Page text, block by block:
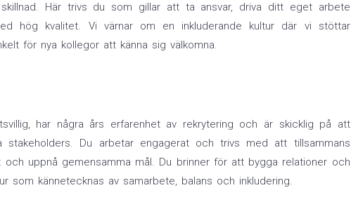
Här trivs du som gillar att ta ansvar, driva ditt eget arbete
hög kvalitet. Vi värnar om en inkluderande kultur där vi stöttar
för nya kollegor att känna sig välkomna.
har några års erfarenhet av rekrytering och är skicklig på att
stakeholders. Du arbetar engagerat och trivs med att tillsammans
uppnå gemensamma mål. Du brinner för att bygga relationer och
som kännetecknas av samarbete, balans och inkludering.